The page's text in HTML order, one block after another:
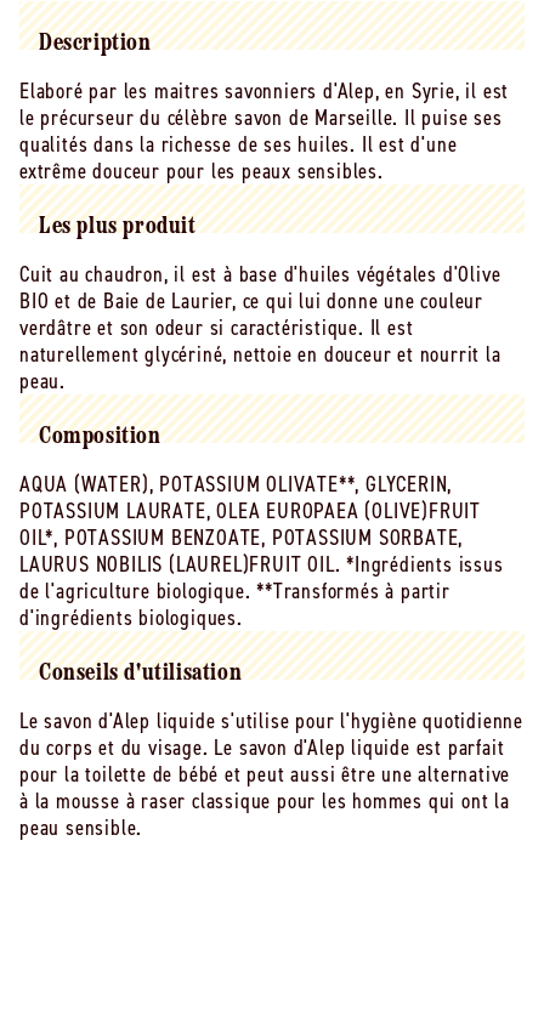
-
-
alep
bio
liquide
-
1
L
-
-
alep
bio
liquide
1
L
Description
Elaboré par les maitres savonniers d'Alep, en Syrie, il est
le précurseur du célèbre savon de Marseille. Il puise ses
qualités dans la richesse de ses huiles. Il est d'une
extrême douceur pour les peaux sensibles.
Les plus produit
Cuit au chaudron, il est à base d'huiles végétales d'Olive
BIO et de Baie de Laurier, ce qui lui donne une couleur
verdâtre et son odeur si caractéristique. Il est
naturellement glycériné, nettoie en douceur et nourrit la
peau.
Composition
AQUA (WATER), POTASSIUM OLIVATE**, GLYCERIN,
POTASSIUM LAURATE, OLEA EUROPAEA (OLIVE)FRUIT
OIL*, POTASSIUM BENZOATE, POTASSIUM SORBATE,
LAURUS NOBILIS (LAUREL)FRUIT OIL. *Ingrédients issus
de l'agriculture biologique. **Transformés à partir
d'ingrédients biologiques.
Conseils d'utilisation
Le savon d'Alep liquide s'utilise pour l'hygiène quotidienne
du corps et du visage. Le savon d'Alep liquide est parfait
pour la toilette de bébé et peut aussi être une alternative
à la mousse à raser classique pour les hommes qui ont la
peau sensible.